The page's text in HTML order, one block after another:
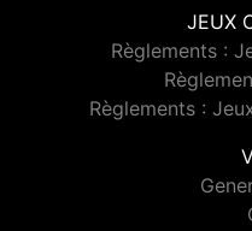
JEUX
Règlements :
Règlements :